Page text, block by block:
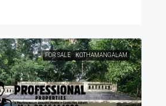
FOR SALE KOTHAMANGALAM